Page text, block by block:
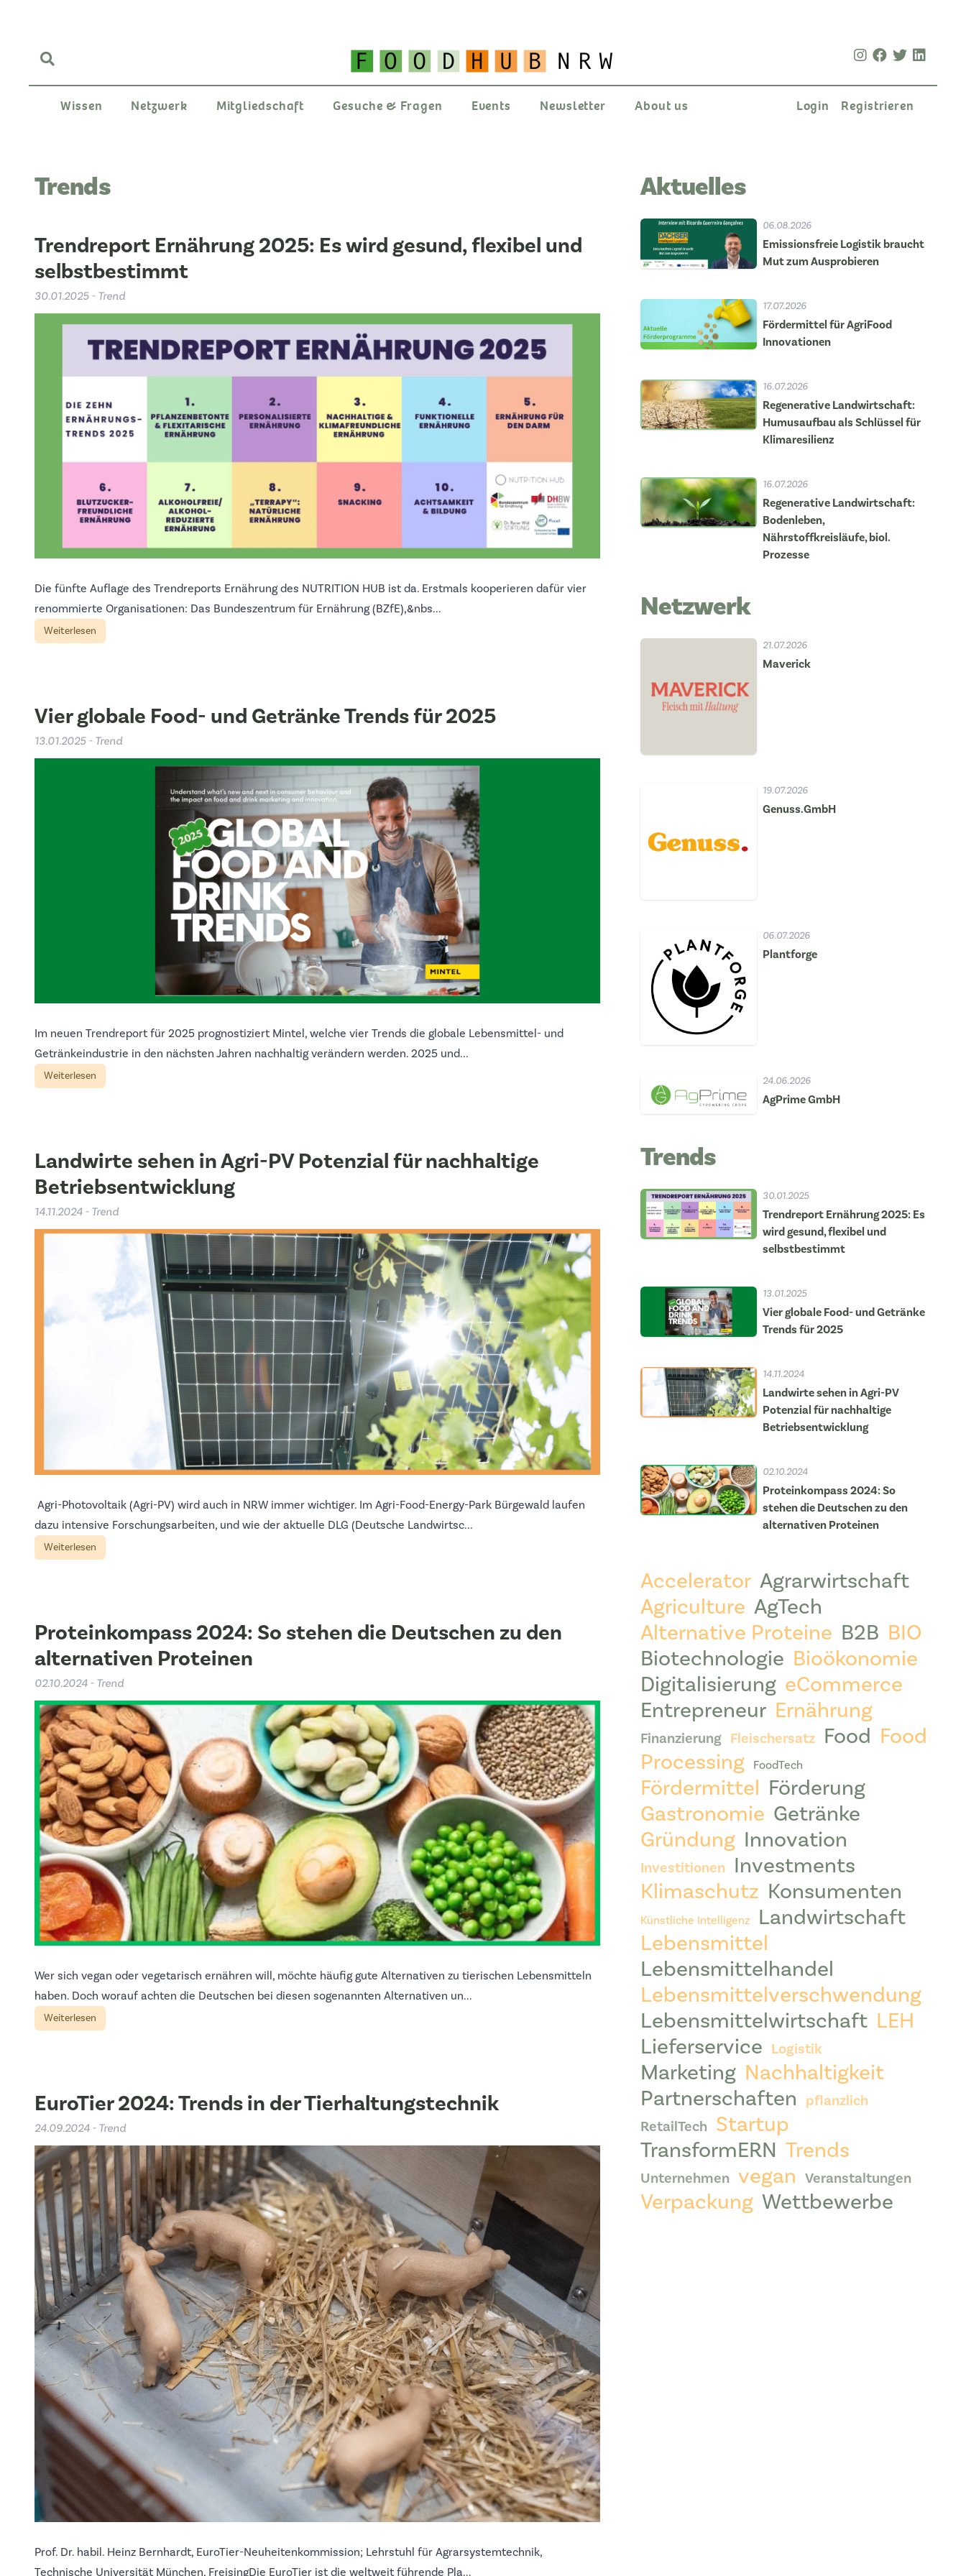
Wissen Netzwerk Mitgliedschaft Gesuche & Fragen Events Newsletter About us Login Registrieren
Trends
Trendreport Ernährung 2025: Es wird gesund, flexibel und
selbstbestimmt
30.01.2025 - Trend
Die fünfte Auflage des Trendreports Ernährung des NUTRITION HUB ist da. Erstmals kooperieren dafür vier
renommierte Organisationen: Das Bundeszentrum für Ernährung (BZfE),&nbs...
Weiterlesen
Vier globale Food- und Getränke Trends für 2025
13.01.2025 - Trend
Im neuen Trendreport für 2025 prognostiziert Mintel, welche vier Trends die globale Lebensmittel- und
Getränkeindustrie in den nächsten Jahren nachhaltig verändern werden. 2025 und...
Weiterlesen
Landwirte sehen in Agri-PV Potenzial für nachhaltige
Betriebsentwicklung
14.11.2024 - Trend
Agri-Photovoltaik (Agri-PV) wird auch in NRW immer wichtiger. Im Agri-Food-Energy-Park Bürgewald laufen
dazu intensive Forschungsarbeiten, und wie der aktuelle DLG (Deutsche Landwirtsc...
Weiterlesen
Proteinkompass 2024: So stehen die Deutschen zu den
alternativen Proteinen
02.10.2024 - Trend
Wer sich vegan oder vegetarisch ernähren will, möchte häufig gute Alternativen zu tierischen Lebensmitteln
haben. Doch worauf achten die Deutschen bei diesen sogenannten Alternativen un...
Weiterlesen
EuroTier 2024: Trends in der Tierhaltungstechnik
24.09.2024 - Trend
Prof. Dr. habil. Heinz Bernhardt, EuroTier-Neuheitenkommission; Lehrstuhl für Agrarsystemtechnik,
Technische Universität München, FreisingDie EuroTier ist die weltweit führende Pla...
Aktuelles
06.08.2026
Emissionsfreie Logistik braucht
Mut zum Ausprobieren
17.07.2026
Fördermittel für AgriFood
Innovationen
16.07.2026
Regenerative Landwirtschaft:
Humusaufbau als Schlüssel für
Klimaresilienz
16.07.2026
Regenerative Landwirtschaft:
Bodenleben,
Nährstoffkreisläufe, biol.
Prozesse
Netzwerk
21.07.2026
Maverick
19.07.2026
Genuss.GmbH
06.07.2026
Plantforge
24.06.2026
AgPrime GmbH
Trends
30.01.2025
Trendreport Ernährung 2025: Es
wird gesund, flexibel und
selbstbestimmt
13.01.2025
Vier globale Food- und Getränke
Trends für 2025
14.11.2024
Landwirte sehen in Agri-PV
Potenzial für nachhaltige
Betriebsentwicklung
02.10.2024
Proteinkompass 2024: So
stehen die Deutschen zu den
alternativen Proteinen
Accelerator Agrarwirtschaft
Agriculture AgTech
Alternative Proteine B2B BIO
Biotechnologie Bioökonomie
Digitalisierung eCommerce
Entrepreneur Ernährung
Finanzierung Fleischersatz Food Food
Processing
FoodTech
Fördermittel Förderung
Gastronomie Getränke
Gründung Innovation
Investitionen Investments
Klimaschutz Konsumenten
Künstliche Intelligenz
Landwirtschaft
Lebensmittel
Lebensmittelhandel
Lebensmittelverschwendung
Lebensmittelwirtschaft LEH
Lieferservice Logistik
Marketing Nachhaltigkeit
Partnerschaften pflanzlich
RetailTech Startup
TransformERN Trends
Unternehmen vegan Veranstaltungen
Verpackung Wettbewerbe